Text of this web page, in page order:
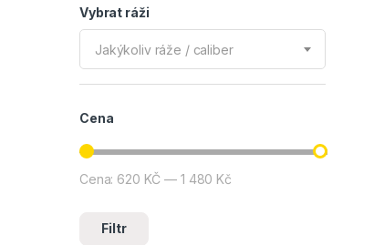
Vybrat ráži
Jakýkoliv ráže / caliber
Cena
Minimální cena
Maximální cena
Filtr
Cena: 620 KČ — 1 480 Kč